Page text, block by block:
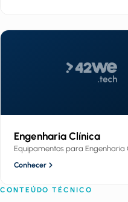
Engenharia Clínica
Equipamentos para Engenharia
Conhecer
CONTEÚDO TÉCNICO